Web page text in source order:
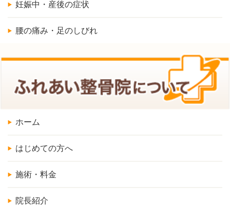
妊娠中・産後の症状
腰の痛み・足のしびれ
ホーム
はじめての方へ
施術・料金
院長紹介